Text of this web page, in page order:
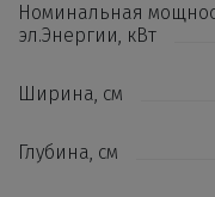
Номинальная
эл.Энергии, кВт
Ширина, см
Глубина, см